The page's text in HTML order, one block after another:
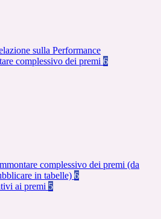
sulla Performance
complessivo dei premi 6
complessivo dei premi (da
in tabelle) 6
ai premi 5